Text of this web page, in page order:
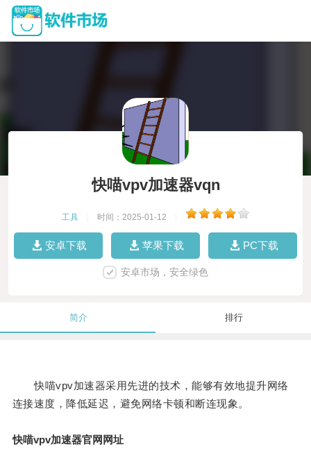
快喵vpv加速器vqn
工具 时间：2025-01-12
安卓下载 苹果下载 PC下载
安卓市场，安全绿色
简介 排行
快喵vpv加速器采用先进的技术，能够有效地提升网络
连接速度，降低延迟，避免网络卡顿和断连现象。
快喵vpv加速器官网网址